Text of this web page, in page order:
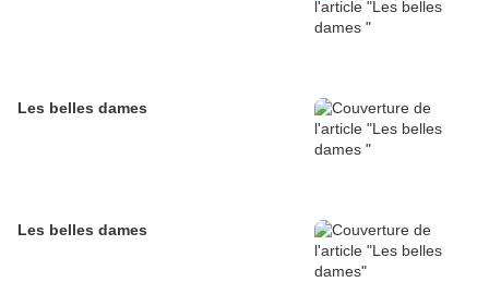
Les belles dames
Les belles dames